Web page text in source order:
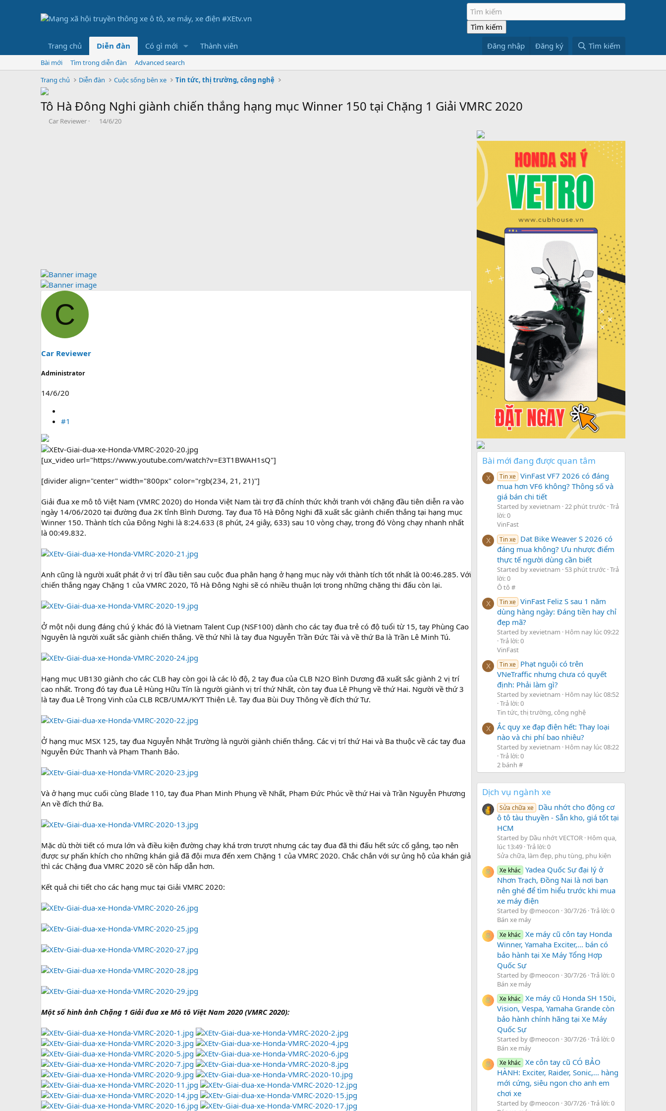
Trang chủ Diễn đàn Có gì mới Thành viên Đăng nhập Đăng ký Tìm kiếm
Bài mới Tìm trong diễn đàn
Advanced search
Trang chủ
Diễn đàn Cuộc sống bên xe Tin tức, thị trường, công nghệ
Tô Hà Đông Nghi giành chiến thắng hạng mục Winner 150 tại Chặng 1 Giải VMRC 2020
B
Car Reviewer
N
14/6/20
C
Car Reviewer
Administrator
14/6/20
#1
[ux_video url="https://www.youtube.com/watch?v=E3T1BWAH1sQ"]
[divider align="center" width="800px" color="rgb(234, 21, 21)"]
Giải đua xe mô tô Việt Nam (VMRC 2020) do Honda Việt Nam tài trợ đã chính thức khởi tranh với chặng đầu tiên diễn ra vào
ngày 14/06/2020 tại đường đua 2K tỉnh Bình Dương. Tay đua Tô Hà Đông Nghi đã xuất sắc giành chiến thắng tại hạng mục
Winner 150. Thành tích của Đông Nghi là 8:24.633 (8 phút, 24 giây, 633) sau 10 vòng chạy, trong đó Vòng chạy nhanh nhất
là 00:49.832.
Anh cũng là người xuất phát ở vị trí đầu tiên sau cuộc đua phân hạng ở hạng mục này với thành tích tốt nhất là 00:46.285. Với
chiến thắng ngay Chặng 1 của VMRC 2020, Tô Hà Đông Nghi sẽ có nhiều thuận lợi trong những chặng thi đấu còn lại.
Ở một nội dung đáng chú ý khác đó là Vietnam Talent Cup (NSF100) dành cho các tay đua trẻ có độ tuổi từ 15, tay Phùng Cao
Nguyên là người xuất sắc giành chiến thắng. Về thứ Nhì là tay đua Nguyễn Trần Đức Tài và về thứ Ba là Trần Lê Minh Tú.
Hạng mục UB130 giành cho các CLB hay còn gọi là các lò độ, 2 tay đua của CLB N2O Bình Dương đã xuất sắc giành 2 vị trí
cao nhất. Trong đó tay đua Lê Hùng Hữu Tín là người giành vị trí thứ Nhất, còn tay đua Lê Phụng về thứ Hai. Người về thứ 3
là tay đua Lê Trọng Vinh của CLB RCB/UMA/KYT Thiện Lê. Tay đua Bùi Duy Thông về đích thứ Tư.
Ở hạng mục MSX 125, tay đua Nguyễn Nhật Trường là người giành chiến thắng. Các vị trí thứ Hai và Ba thuộc về các tay đua
Nguyễn Đức Thanh và Phạm Thanh Bảo.
Và ở hạng mục cuối cùng Blade 110, tay đua Phan Minh Phụng về Nhất, Phạm Đức Phúc về thứ Hai và Trần Nguyễn Phương
An về đích thứ Ba.
Mặc dù thời tiết có mưa lớn và điều kiện đường chạy khá trơn trượt nhưng các tay đua đã thi đấu hết sức cố gắng, tạo nên
được sự phấn khích cho những khán giả đã đội mưa đến xem Chặng 1 của VMRC 2020. Chắc chắn với sự ủng hộ của khán giả
thì các Chặng đua VMRC 2020 sẽ còn hấp dẫn hơn.
Kết quả chi tiết cho các hạng mục tại Giải VMRC 2020:
Một số hình ảnh Chặng 1 Giải đua xe Mô tô Việt Nam 2020 (VMRC 2020):
Bài mới đang được quan tâm
X Tin xe VinFast VF7 2026 có đáng
mua hơn VF6 không? Thông số và
giá bán chi tiết
Started by xevietnam 22 phút trước Trả
lời: 0
VinFast
X Tin xe Dat Bike Weaver S 2026 có
đáng mua không? Ưu nhược điểm
thực tế người dùng cần biết
Started by xevietnam 53 phút trước Trả
lời: 0
Ô tô #
X Tin xe VinFast Feliz S sau 1 năm
dùng hàng ngày: Đáng tiền hay chỉ
đẹp mã?
Started by xevietnam
Hôm nay lúc 09:22
Trả lời: 0
VinFast
X Tin xe Phạt nguội có trên
VNeTraffic nhưng chưa có quyết
định: Phải làm gì?
Started by xevietnam
Hôm nay lúc 08:52
Trả lời: 0
Tin tức, thị trường, công nghệ
X
Ắc quy xe đạp điện hết: Thay loại
nào và chi phí bao nhiêu?
Started by xevietnam
Hôm nay lúc 08:22
Trả lời: 0
2 bánh #
Dịch vụ ngành xe
Sửa chữa xe Dầu nhớt cho động cơ
ô tô tàu thuyền - Sẵn kho, giá tốt tại
HCM
Started by Dầu nhớt VECTOR Hôm qua,
lúc 13:49 Trả lời: 0
Sửa chữa, làm đẹp, phụ tùng, phụ kiện
Xe khác Yadea Quốc Sự đại lý ở
Nhơn Trạch, Đồng Nai là nơi bạn
nên ghé để tìm hiểu trước khi mua
xe máy điện
Started by @meocon 30/7/26 Trả lời: 0
Bán xe máy
Xe khác Xe máy cũ côn tay Honda
Winner, Yamaha Exciter,... bán có
bảo hành tại Xe Máy Tổng Hợp
Quốc Sự
Started by @meocon 30/7/26 Trả lời: 0
Bán xe máy
Xe khác Xe máy cũ Honda SH 150i,
Vision, Vespa, Yamaha Grande còn
bảo hành chính hãng tại Xe Máy
Quốc Sự
Started by @meocon 30/7/26 Trả lời: 0
Bán xe máy
Xe khác Xe côn tay cũ CÓ BẢO
HÀNH: Exciter, Raider, Sonic,... hàng
mới cứng, siêu ngon cho anh em
chơi xe
Started by @meocon 30/7/26 Trả lời: 0